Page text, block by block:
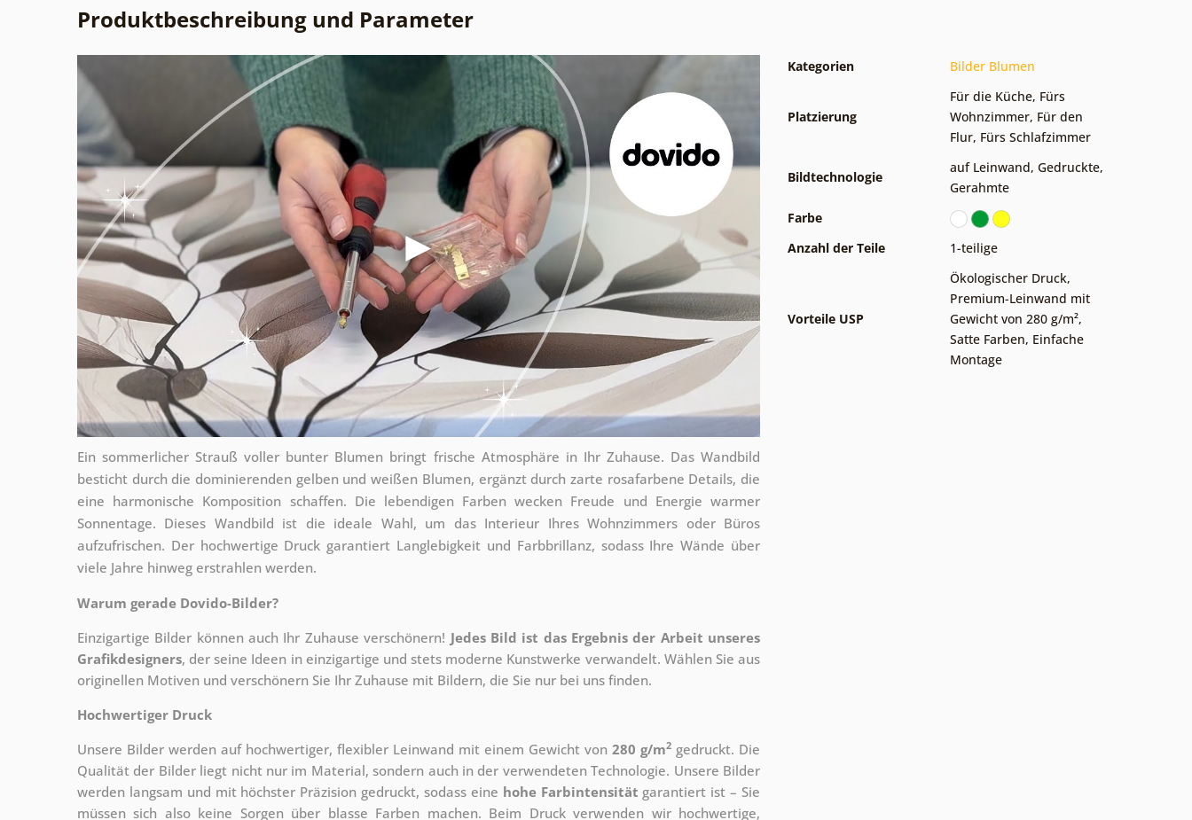
Produktbeschreibung und Parameter
Ein sommerlicher Strauß voller bunter Blumen bringt frische Atmosphäre in Ihr Zuhause. Das Wandbild
besticht durch die dominierenden gelben und weißen Blumen, ergänzt durch zarte rosafarbene Details, die
eine harmonische Komposition schaffen. Die lebendigen Farben wecken Freude und Energie warmer
Sonnentage. Dieses Wandbild ist die ideale Wahl, um das Interieur Ihres Wohnzimmers oder Büros
aufzufrischen. Der hochwertige Druck garantiert Langlebigkeit und Farbbrillanz, sodass Ihre Wände über
viele Jahre hinweg erstrahlen werden.
Warum gerade Dovido-Bilder?
Einzigartige Bilder können auch Ihr Zuhause verschönern! Jedes Bild ist das Ergebnis der Arbeit unseres
Grafikdesigners, der seine Ideen in einzigartige und stets moderne Kunstwerke verwandelt. Wählen Sie aus
originellen Motiven und verschönern Sie Ihr Zuhause mit Bildern, die Sie nur bei uns finden.
Hochwertiger Druck
Unsere Bilder werden auf hochwertiger, flexibler Leinwand mit einem Gewicht von 280 g/m2 gedruckt. Die
Qualität der Bilder liegt nicht nur im Material, sondern auch in der verwendeten Technologie. Unsere Bilder
werden langsam und mit höchster Präzision gedruckt, sodass eine hohe Farbintensität garantiert ist – Sie
müssen sich also keine Sorgen über blasse Farben machen. Beim Druck verwenden wir hochwertige,
Kategorien Bilder Blumen
Platzierung
Für die Küche, Fürs
Wohnzimmer, Für den
Flur, Fürs Schlafzimmer
Bildtechnologie
auf Leinwand, Gedruckte,
Gerahmte
Farbe
Anzahl der Teile
1-teilige
Vorteile USP
Ökologischer Druck,
Premium-Leinwand mit
Gewicht von 280 g/m²,
Satte Farben, Einfache
Montage